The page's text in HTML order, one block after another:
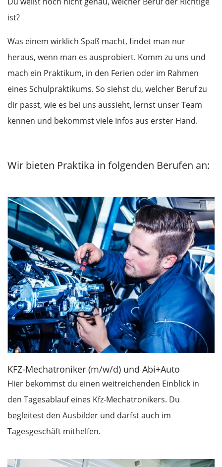
ist?
Was einem wirklich Spaß macht, findet man nur
heraus, wenn man es ausprobiert. Komm zu uns und
mach ein Praktikum, in den Ferien oder im Rahmen
eines Schulpraktikums. So siehst du, welcher Beruf zu
dir passt, wie es bei uns aussieht, lernst unser Team
kennen und bekommst viele Infos aus erster Hand.
Wir bieten Praktika in folgenden Berufen an:
KFZ-Mechatroniker (m/w/d) und Abi+Auto
Hier bekommst du einen weitreichenden Einblick in
den Tagesablauf eines Kfz-Mechatronikers. Du
begleitest den Ausbilder und darfst auch im
Tagesgeschäft mithelfen.